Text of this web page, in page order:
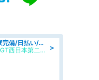
＞
自動車製品の加工・運搬/寮完備/日払い/工場・製造
UTエージェント株式会社AGT西日本第二CU